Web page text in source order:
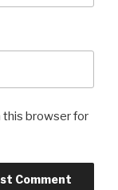
this browser for